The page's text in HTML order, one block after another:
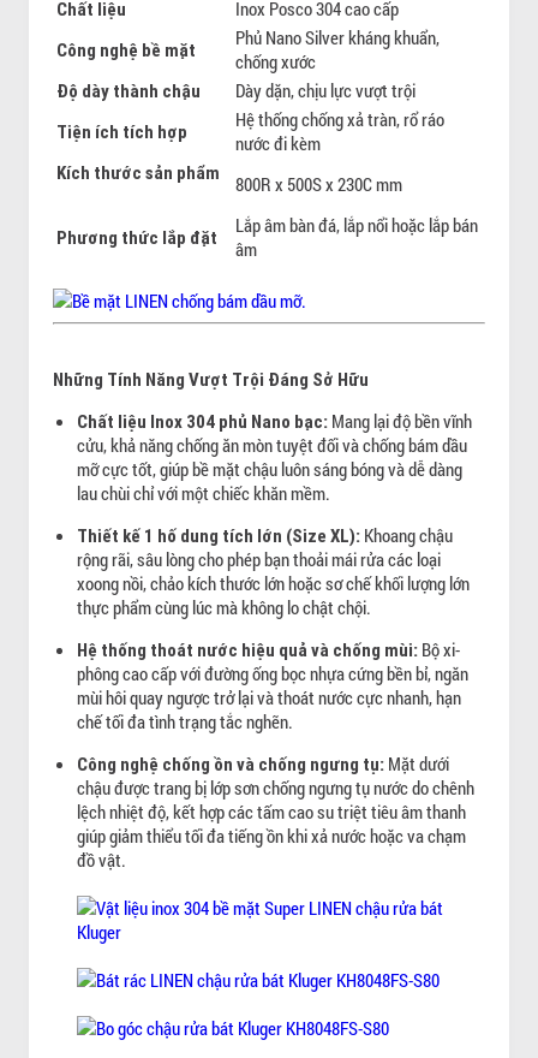
Chất liệu Inox Posco 304 cao cấp
Công nghệ bề mặt
Phủ Nano Silver kháng khuẩn,
chống xước
Độ dày thành chậu Dày dặn, chịu lực vượt trội
Tiện ích tích hợp
Hệ thống chống xả tràn, rổ ráo
nước đi kèm
Kích thước sản phẩm 800R x 500S x 230C mm
Phương thức lắp đặt
Lắp âm bàn đá, lắp nổi hoặc lắp bán
âm
Những Tính Năng Vượt Trội Đáng Sở Hữu
Chất liệu Inox 304 phủ Nano bạc: Mang lại độ bền vĩnh
cửu, khả năng chống ăn mòn tuyệt đối và chống bám dầu
mỡ cực tốt, giúp bề mặt chậu luôn sáng bóng và dễ dàng
lau chùi chỉ với một chiếc khăn mềm.
Thiết kế 1 hố dung tích lớn (Size XL): Khoang chậu
rộng rãi, sâu lòng cho phép bạn thoải mái rửa các loại
xoong nồi, chảo kích thước lớn hoặc sơ chế khối lượng lớn
thực phẩm cùng lúc mà không lo chật chội.
Hệ thống thoát nước hiệu quả và chống mùi: Bộ xi-
phông cao cấp với đường ống bọc nhựa cứng bền bỉ, ngăn
mùi hôi quay ngược trở lại và thoát nước cực nhanh, hạn
chế tối đa tình trạng tắc nghẽn.
Công nghệ chống ồn và chống ngưng tụ: Mặt dưới
chậu được trang bị lớp sơn chống ngưng tụ nước do chênh
lệch nhiệt độ, kết hợp các tấm cao su triệt tiêu âm thanh
giúp giảm thiểu tối đa tiếng ồn khi xả nước hoặc va chạm
đồ vật.